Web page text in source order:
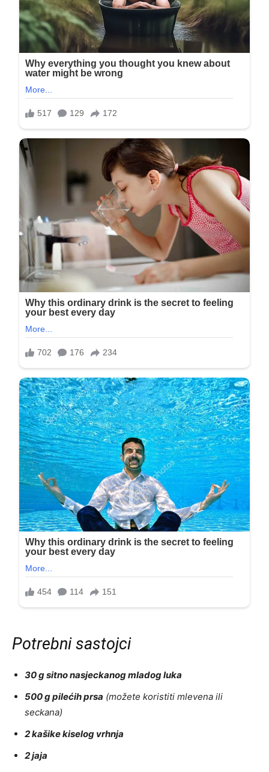
Potrebni sastojci
30 g sitno nasjeckanog mladog luka
500 g pilećih prsa (možete koristiti mlevena ili
seckana)
2 kašike kiselog vrhnja
2 jaja